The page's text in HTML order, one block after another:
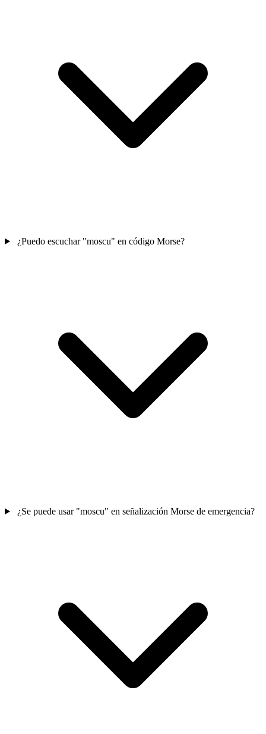
¿Puedo escuchar "moscu" en código Morse?
¿Se puede usar "moscu" en señalización Morse de emergencia?